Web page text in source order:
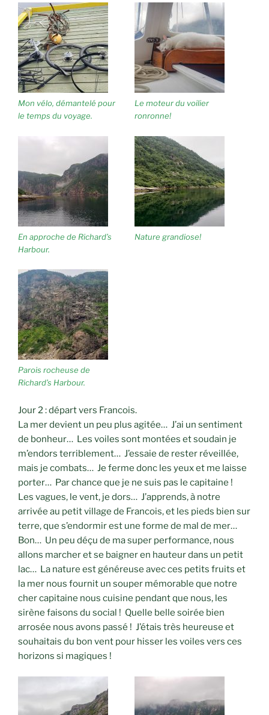
Mon vélo, démantelé pour
le temps du voyage.
Le moteur du voilier
ronronne!
En approche de Richard’s
Harbour.
Nature grandiose!
Parois rocheuse de
Richard’s Harbour.
Jour 2 : départ vers Francois.
La mer devient un peu plus agitée… J’ai un sentiment
de bonheur… Les voiles sont montées et soudain je
m’endors terriblement… J’essaie de rester réveillée,
mais je combats… Je ferme donc les yeux et me laisse
porter… Par chance que je ne suis pas le capitaine !
Les vagues, le vent, je dors… J’apprends, à notre
arrivée au petit village de Francois, et les pieds bien sur
terre, que s’endormir est une forme de mal de mer…
Bon… Un peu déçu de ma super performance, nous
allons marcher et se baigner en hauteur dans un petit
lac… La nature est généreuse avec ces petits fruits et
la mer nous fournit un souper mémorable que notre
cher capitaine nous cuisine pendant que nous, les
sirène faisons du social ! Quelle belle soirée bien
arrosée nous avons passé ! J’étais très heureuse et
souhaitais du bon vent pour hisser les voiles vers ces
horizons si magiques !